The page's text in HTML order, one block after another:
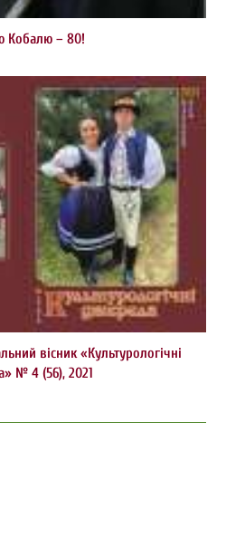
Кобалю – 80!
вісник «Культурологічні
№ 4 (56), 2021